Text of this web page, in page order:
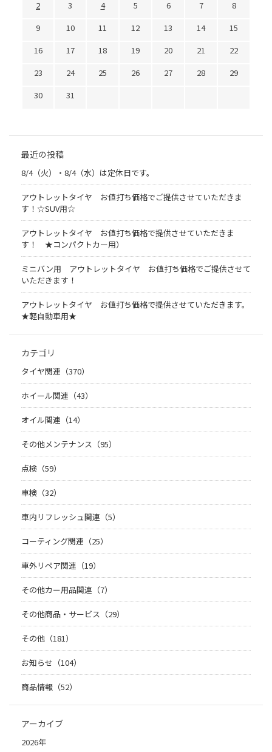
2
3 4 5 6 7
8
9
10 11 12 13 14
15
16
17 18 19 20 21
22
23
24 25 26 27 28
29
30
31
最近の投稿
8/4（火）・8/4（水）は定休日です。
アウトレットタイヤ お値打ち価格でご提供させていただきま
す！☆SUV用☆
アウトレットタイヤ お値打ち価格で提供させていただきま
す！ ★コンパクトカー用）
ミニバン用 アウトレットタイヤ お値打ち価格でご提供させて
いただきます！
アウトレットタイヤ お値打ち価格で提供させていただきます。
★軽自動車用★
カテゴリ
タイヤ関連（370）
ホイール関連（43）
オイル関連（14）
その他メンテナンス（95）
点検（59）
車検（32）
車内リフレッシュ関連（5）
コーティング関連（25）
車外リペア関連（19）
その他カー用品関連（7）
その他商品・サービス（29）
その他（181）
お知らせ（104）
商品情報（52）
アーカイブ
2026年